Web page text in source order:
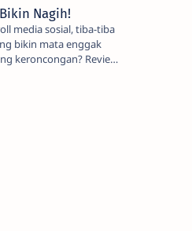
Nagih!
media sosial, tiba-tiba
bikin mata enggak
keroncongan? Review